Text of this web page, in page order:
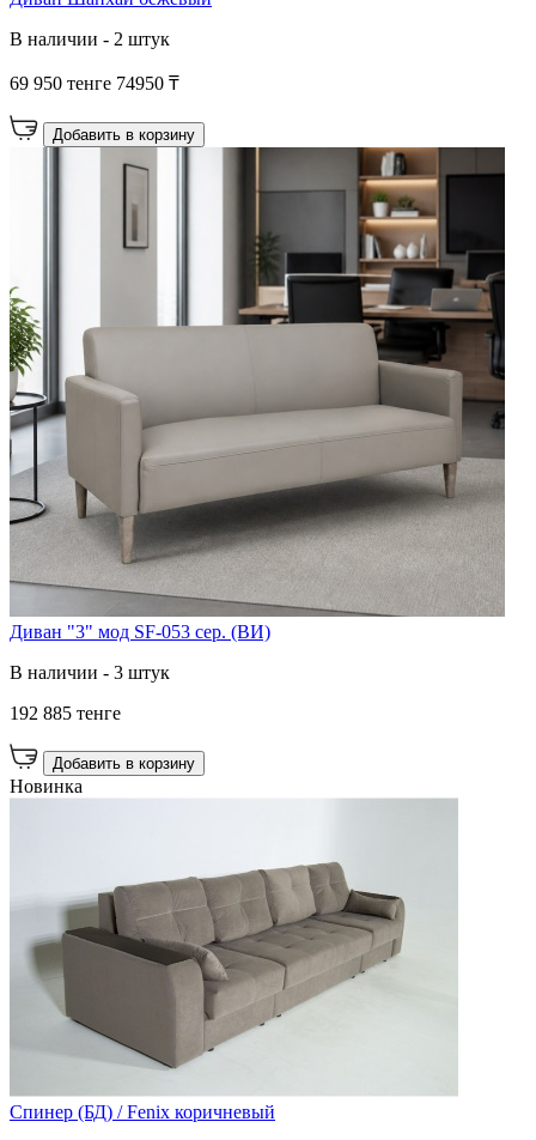
В наличии - 2 штук
69 950 тенге 74950 ₸
Добавить в корзину
Диван "3" мод SF-053 сер. (ВИ)
В наличии - 3 штук
192 885 тенге
Добавить в корзину
Новинка
Спинер (БД) / Fenix коричневый